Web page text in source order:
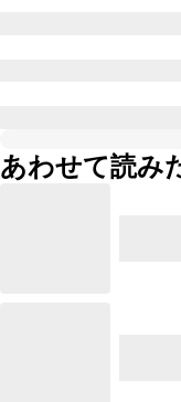
あわせて読み